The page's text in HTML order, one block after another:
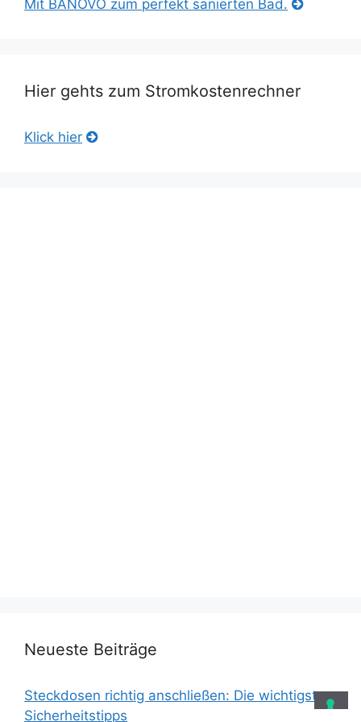
Mit BANOVO zum perfekt sanierten Bad.
Hier gehts zum Stromkostenrechner
Klick hier
Neueste Beiträge
Steckdosen richtig anschließen: Die wichtigsten
Sicherheitstipps